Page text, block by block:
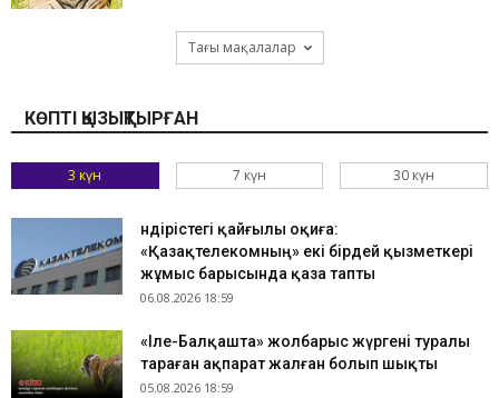
Тағы мақалалар
КӨПТІ ҚЫЗЫҚТЫРҒАН
3 күн 7 күн 30 күн
Өндірістегі қайғылы оқиға:
«Қазақтелекомның» екі бірдей қызметкері
жұмыс барысында қаза тапты
06.08.2026 18:59
«Іле-Балқашта» жолбарыс жүргені туралы
тараған ақпарат жалған болып шықты
05.08.2026 18:59